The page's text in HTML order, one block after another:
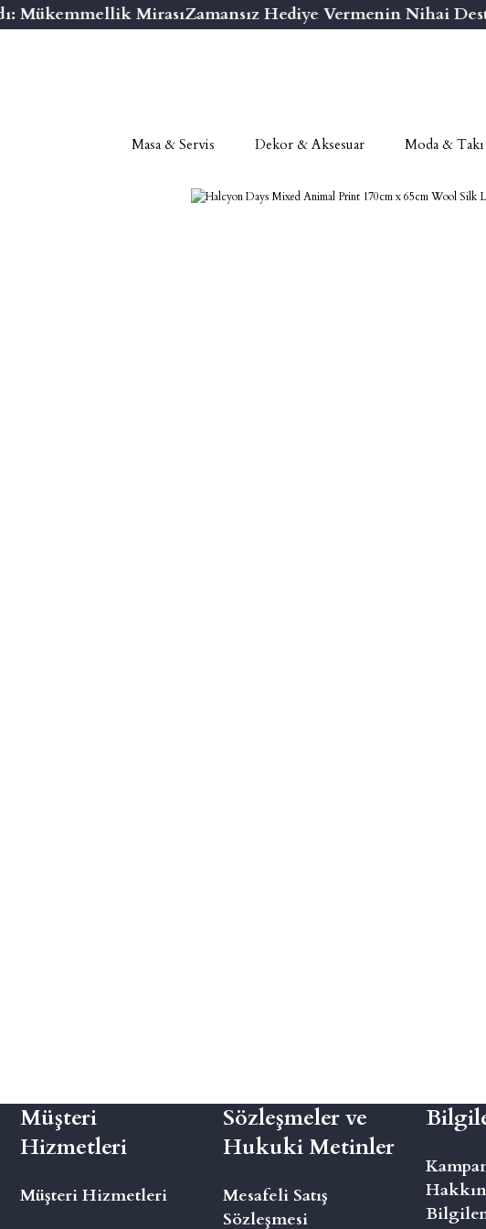
MirasıZamansız Hediye Vermenin Nihai
Masa & Servis Dekor & Aksesuar Moda & Takı
Müşteri
Hizmetleri
Müşteri Hizmetleri
Sözleşmeler ve
Hukuki Metinler
Mesafeli Satış
Sözleşmesi